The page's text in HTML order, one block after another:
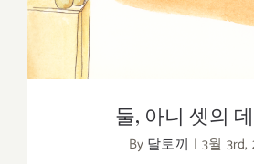
둘, 아니 셋의
By 달토끼 | 3월 3rd,